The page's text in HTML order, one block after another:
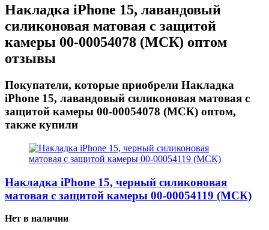
Накладка iPhone 15, лавандовый
силиконовая матовая с защитой
камеры 00-00054078 (МСК) оптом
отзывы
Покупатели, которые приобрели Накладка
iPhone 15, лавандовый силиконовая матовая с
защитой камеры 00-00054078 (МСК) оптом,
также купили
Накладка iPhone 15, черный силиконовая
матовая с защитой камеры 00-00054119 (МСК)
Нет в наличии